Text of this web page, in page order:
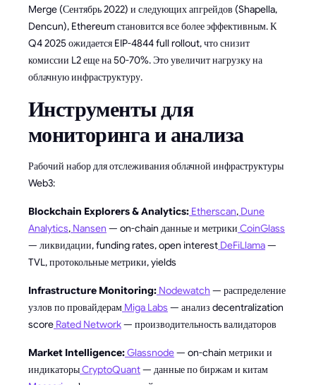
Merge (Сентябрь 2022) и следующих апгрейдов (Shapella,
Dencun), Ethereum становится все более эффективным. К
Q4 2025 ожидается EIP-4844 full rollout, что снизит
комиссии L2 еще на 50-70%. Это увеличит нагрузку на
облачную инфраструктуру.
Инструменты для
мониторинга и анализа
Рабочий набор для отслеживания облачной инфраструктуры
Web3:
Blockchain Explorers & Analytics: Etherscan, Dune
Analytics, Nansen — on-chain данные и метрики CoinGlass
— ликвидации, funding rates, open interest DeFiLlama—
TVL, протокольные метрики, yields
Infrastructure Monitoring: Nodewatch — распределение
узлов по провайдерам Miga Labs — анализ decentralization
score Rated Network— производительность валидаторов
Market Intelligence:Glassnode— on-chain метрики и
индикаторыCryptoQuant— данные по биржам и китам